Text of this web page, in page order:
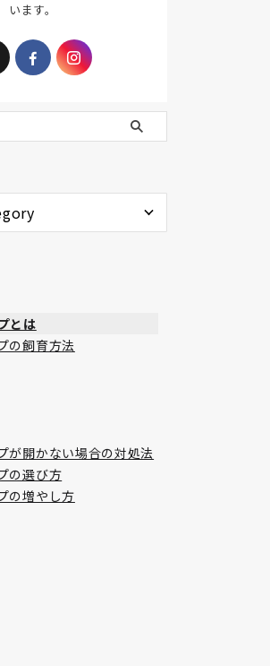
います。
とは
の飼育方法
が開かない場合の対処法
の選び方
の増やし方